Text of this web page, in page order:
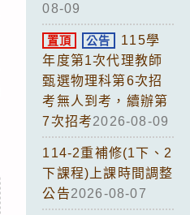
08-09
置頂 公告
115學
年度第1次代理教師
甄選物理科第6次招
考無人到考，續辦第
7次招考2026-08-09
114-2重補修(1下、2
下課程)上課時間調整
公告2026-08-07